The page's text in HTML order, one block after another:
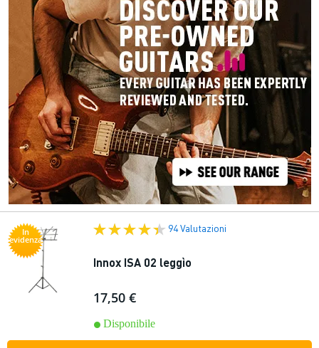
In
evidenza
94 Valutazioni
Innox ISA 02 leggìo
17,50 €
Disponibile